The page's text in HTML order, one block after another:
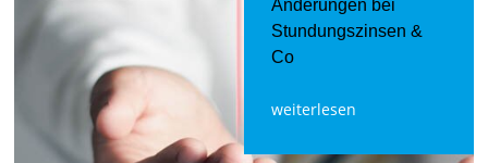
Änderungen bei
Stundungszinsen &
Co
weiterlesen